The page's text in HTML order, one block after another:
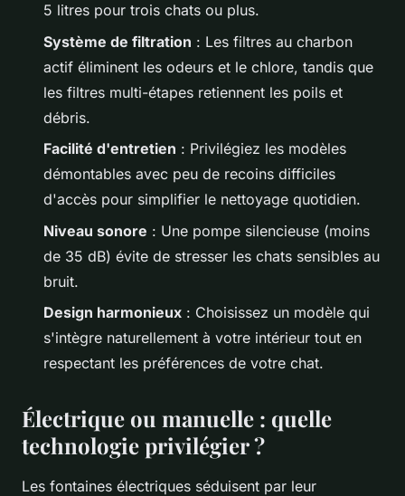
5 litres pour trois chats ou plus.
Système de filtration : Les filtres au charbon
actif éliminent les odeurs et le chlore, tandis que
les filtres multi-étapes retiennent les poils et
débris.
Facilité d'entretien : Privilégiez les modèles
démontables avec peu de recoins difficiles
d'accès pour simplifier le nettoyage quotidien.
Niveau sonore : Une pompe silencieuse (moins
de 35 dB) évite de stresser les chats sensibles au
bruit.
Design harmonieux : Choisissez un modèle qui
s'intègre naturellement à votre intérieur tout en
respectant les préférences de votre chat.
Électrique ou manuelle : quelle
technologie privilégier ?
Les fontaines électriques séduisent par leur